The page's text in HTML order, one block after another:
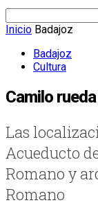
Inicio Badajoz
Badajoz
Cultura
Camilo
Las
Acueducto
Romano y
Romano